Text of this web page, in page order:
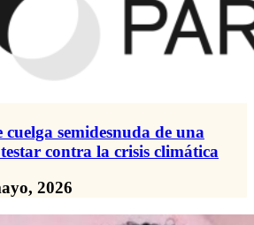
semidesnuda de una
contra la crisis climática
2026